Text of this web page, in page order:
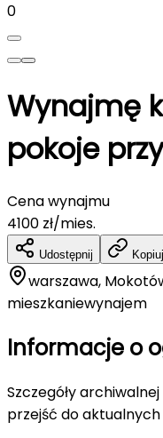
0
Wynajmę
pokoje
Cena wynajmu
4100 zł/mies.
Udostępnij
warszawa,
mieszkaniewynajem
Informacje o
Szczegóły
przejść do